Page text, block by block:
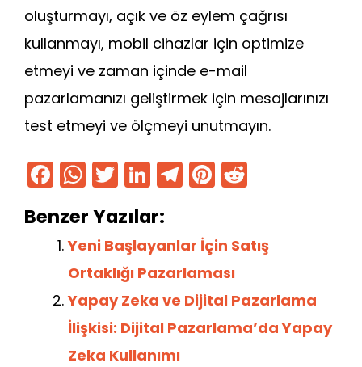
oluşturmayı, açık ve öz eylem çağrısı
kullanmayı, mobil cihazlar için optimize
etmeyi ve zaman içinde e-mail
pazarlamanızı geliştirmek için mesajlarınızı
test etmeyi ve ölçmeyi unutmayın.
F
c
e
b
o
o
W
h
a
ts
A
p
p
T
w
itt
er
Li
k
e
dI
n
T
gr
a
m
Pi
e
st
di
Benzer Yazılar:
Yeni Başlayanlar İçin Satış
Ortaklığı Pazarlaması
Yapay Zeka ve Dijital Pazarlama
İlişkisi: Dijital Pazarlama’da Yapay
Zeka Kullanımı